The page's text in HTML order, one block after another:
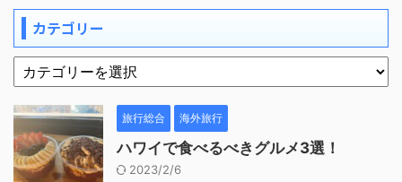
カテゴリー
旅行総合 海外旅行
ハワイで食べるべきグルメ3選！
2023/2/6